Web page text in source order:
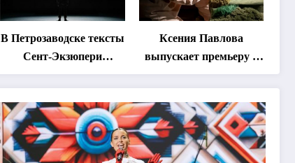
В Петрозаводске тексты
Сент-Экзюпери
переведут на язык
хореографии
Ксения Павлова
выпускает премьеру о
дружбе сурка и